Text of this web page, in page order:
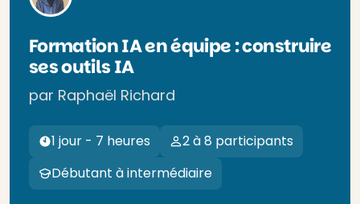
Formation IA en équipe : construire
ses outils IA
par Raphaël Richard
1 jour - 7 heures
2 à 8 participants
Débutant à intermédiaire